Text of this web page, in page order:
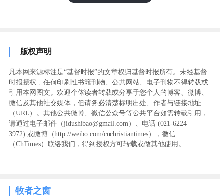
版权声明
凡本网来源标注是“基督时报”的文章权归基督时报所有。未经基督
时报授权，任何印刷性书籍刊物、公共网站、电子刊物不得转载或
引用本网图文。欢迎个体读者转载或分享于您个人的博客、微博、
微信及其他社交媒体，但请务必清楚标明出处、作者与链接地址
（URL）。其他公共微博、微信公众号等公共平台如需转载引用，
请通过电子邮件（jidushibao@gmail.com）、电话 (021-6224
3972) ‬或微博（http://weibo.com/cnchristiantimes），微信
（ChTimes）联络我们，得到授权方可转载或做其他使用。
牧者之窗